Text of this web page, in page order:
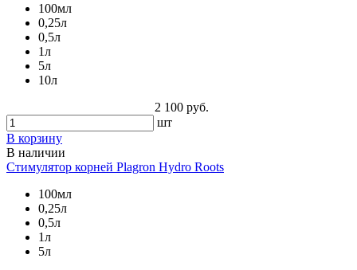
100мл
0,25л
0,5л
1л
5л
10л
2 100 руб.
шт
В корзину
В наличии
Стимулятор корней Plagron Hydro Roots
100мл
0,25л
0,5л
1л
5л